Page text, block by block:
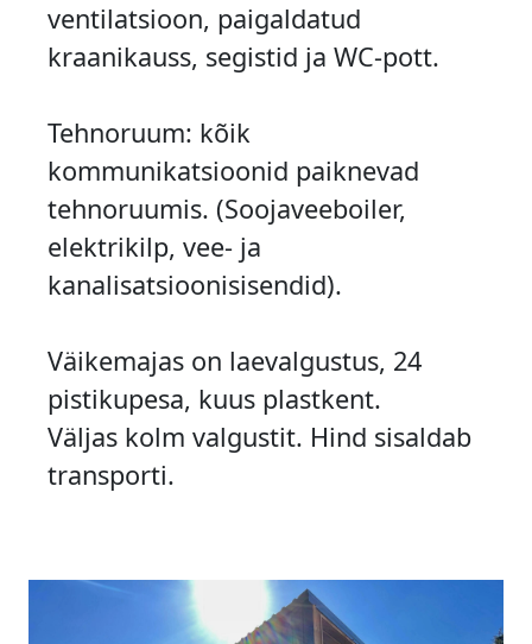
ventilatsioon, paigaldatud
kraanikauss, segistid ja WC-pott.
Tehnoruum: kõik
kommunikatsioonid paiknevad
tehnoruumis. (Soojaveeboiler,
elektrikilp, vee- ja
kanalisatsioonisisendid).
Väikemajas on laevalgustus, 24
pistikupesa, kuus plastkent.
Väljas kolm valgustit. Hind sisaldab
transporti.